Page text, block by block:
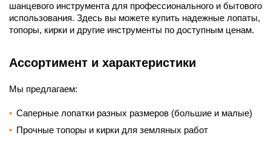
шанцевого инструмента для профессионального и бытового
использования. Здесь вы можете купить надежные лопаты,
топоры, кирки и другие инструменты по доступным ценам.
Ассортимент и характеристики
Мы предлагаем:
Саперные лопатки разных размеров (большие и малые)
Прочные топоры и кирки для земляных работ